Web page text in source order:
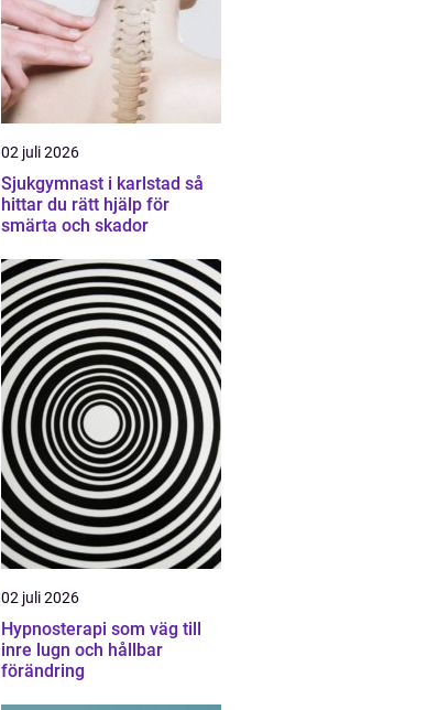
02 juli 2026
Sjukgymnast i karlstad så
hittar du rätt hjälp för
smärta och skador
02 juli 2026
Hypnosterapi som väg till
inre lugn och hållbar
förändring